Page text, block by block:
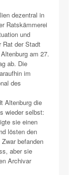
dezentral in
Ratskämmerei
und
Rat der Stadt
am 27.
ab. Die
im
des
Altenburg die
wieder selbst:
sie einen
lösten den
befanden
aber sie
Archivar